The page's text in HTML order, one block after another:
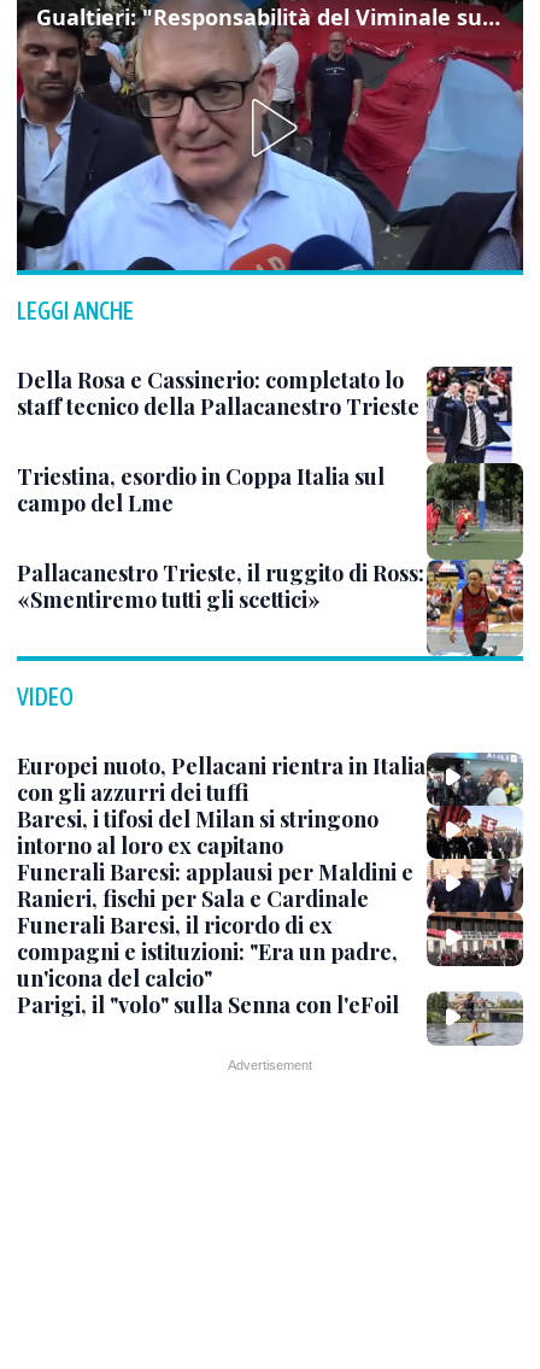
Gualtieri: "Responsabilità del Viminale su Spin Time? La posizione dei partiti è nota"
LEGGI ANCHE
Della Rosa e Cassinerio: completato lo
staff tecnico della Pallacanestro Trieste
Triestina, esordio in Coppa Italia sul
campo del Lme
Pallacanestro Trieste, il ruggito di Ross:
«Smentiremo tutti gli scettici»
VIDEO
Europei nuoto, Pellacani rientra in Italia
con gli azzurri dei tuffi
Baresi, i tifosi del Milan si stringono
intorno al loro ex capitano
Funerali Baresi: applausi per Maldini e
Ranieri, fischi per Sala e Cardinale
Funerali Baresi, il ricordo di ex
compagni e istituzioni: "Era un padre,
un'icona del calcio"
Parigi, il "volo" sulla Senna con l'eFoil